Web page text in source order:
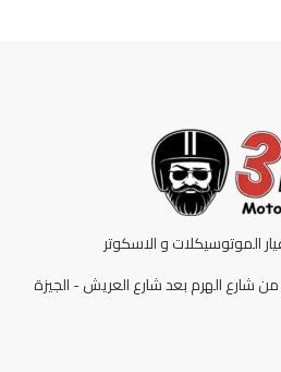
الموتوسيكلات و الاسكوتر
شارع الهرم بعد شارع العريش - الجيزة